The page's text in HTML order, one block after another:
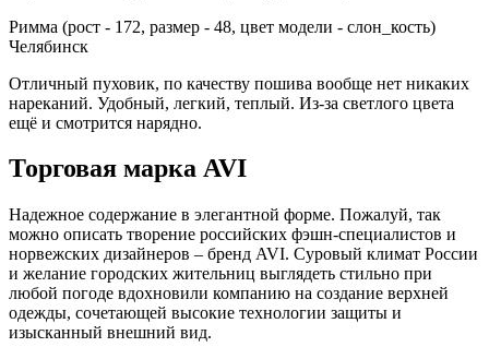
Римма (рост - 172, размер - 48, цвет модели - слон_кость)
Челябинск
Отличный пуховик, по качеству пошива вообще нет никаких
нареканий. Удобный, легкий, теплый. Из-за светлого цвета
ещё и смотрится нарядно.
Торговая марка AVI
Надежное содержание в элегантной форме. Пожалуй, так
можно описать творение российских фэшн-специалистов и
норвежских дизайнеров – бренд AVI. Суровый климат России
и желание городских жительниц выглядеть стильно при
любой погоде вдохновили компанию на создание верхней
одежды, сочетающей высокие технологии защиты и
изысканный внешний вид.